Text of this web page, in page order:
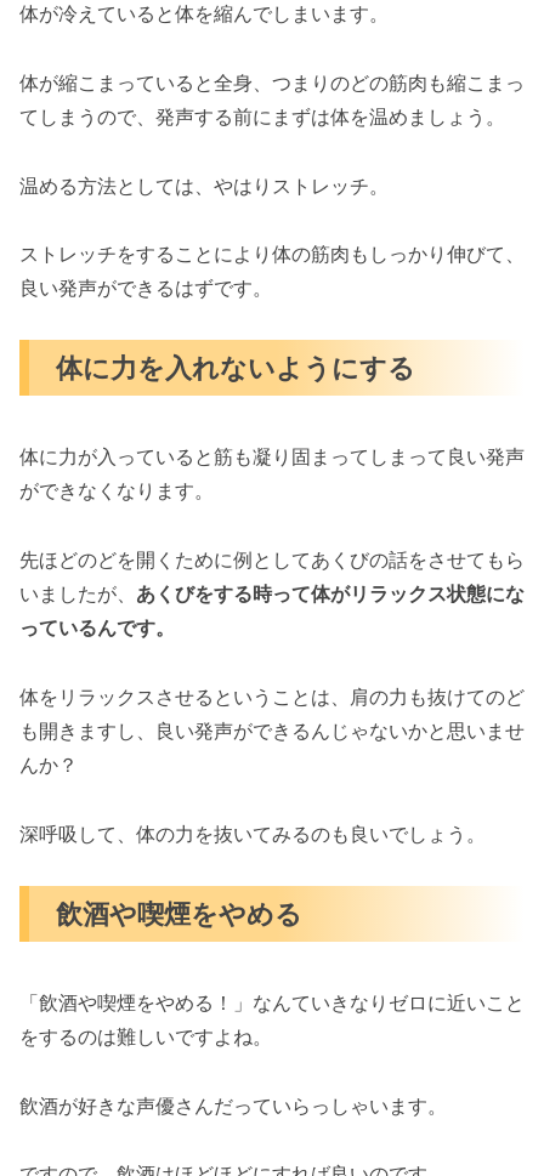
体が冷えていると体を縮んでしまいます。
体が縮こまっていると全身、つまりのどの筋肉も縮こまっ
てしまうので、発声する前にまずは体を温めましょう。
温める方法としては、やはりストレッチ。
ストレッチをすることにより体の筋肉もしっかり伸びて、
良い発声ができるはずです。
体に力を入れないようにする
体に力が入っていると筋も凝り固まってしまって良い発声
ができなくなります。
先ほどのどを開くために例としてあくびの話をさせてもら
いましたが、 あくびをする時って体がリラックス状態にな
っているんです。
体をリラックスさせるということは、肩の力も抜けてのど
も開きますし、良い発声ができるんじゃないかと思いませ
んか？
深呼吸して、体の力を抜いてみるのも良いでしょう。
飲酒や喫煙をやめる
「飲酒や喫煙をやめる！」なんていきなりゼロに近いこと
をするのは難しいですよね。
飲酒が好きな声優さんだっていらっしゃいます。